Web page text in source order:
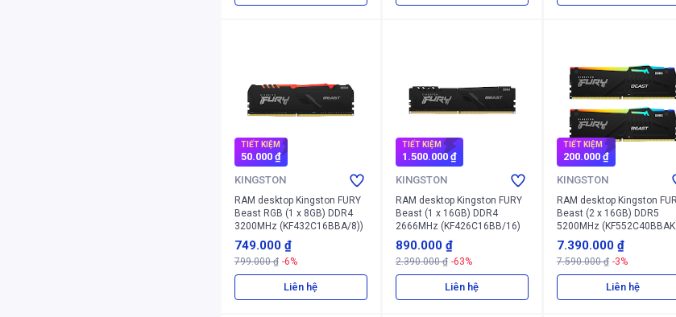
TIẾT KIỆM
50.000 ₫
KINGSTON
RAM desktop Kingston FURY
Beast RGB (1 x 8GB) DDR4
3200MHz (KF432C16BBA/8))
749.000 ₫
799.000 ₫ -6%
Liên hệ
TIẾT KIỆM
1.500.000 ₫
KINGSTON
RAM desktop Kingston FURY
Beast (1 x 16GB) DDR4
2666MHz (KF426C16BB/16)
890.000 ₫
2.390.000 ₫ -63%
Liên hệ
TIẾT KIỆM
200.000 ₫
KINGSTON
RAM desktop Kingston
Beast (2 x 16GB) DDR5
5200MHz
32)
7.390.000 ₫
7.590.000 ₫ -3%
Liên hệ